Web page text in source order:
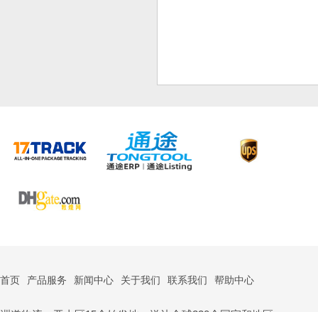
首页 产品服务 新闻中心 关于我们 联系我们 帮助中心